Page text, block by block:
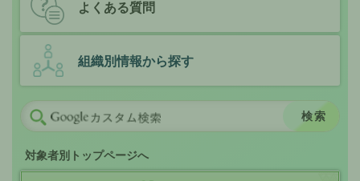
よくある質問
組織別情報から探す
対象者別トップページへ